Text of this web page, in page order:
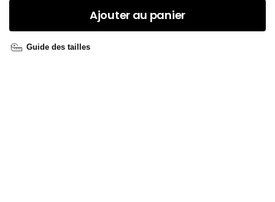
Ajouter au panier
Guide des tailles